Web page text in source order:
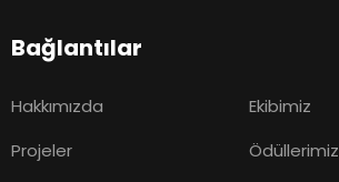
Bağlantılar
Hakkımızda
Projeler
Ekibimiz
Ödüllerimiz